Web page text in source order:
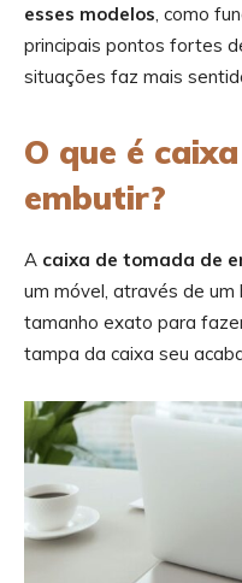
esses modelos , como
principais pontos fortes
situações faz mais
O que é
embutir?
A caixa de tomada de
um móvel, através de
tamanho exato para
tampa da caixa seu